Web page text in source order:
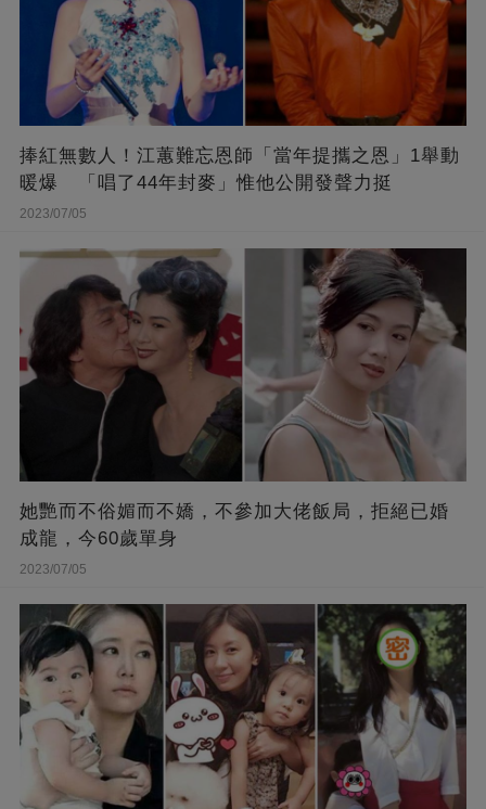
捧紅無數人！江蕙難忘恩師「當年提攜之恩」1舉動
暖爆 「唱了44年封麥」惟他公開發聲力挺
2023/07/05
她艷而不俗媚而不嬌，不參加大佬飯局，拒絕已婚
成龍，今60歲單身
2023/07/05